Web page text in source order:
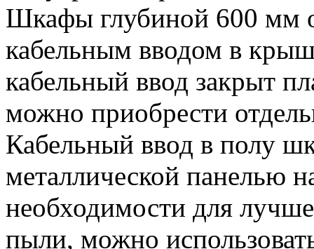
Шкафы глубиной 600 мм
кабельным вводом в
кабельный ввод закрыт
можно приобрести
Кабельный ввод в полу
металлической панелью
необходимости для
пыли, можно